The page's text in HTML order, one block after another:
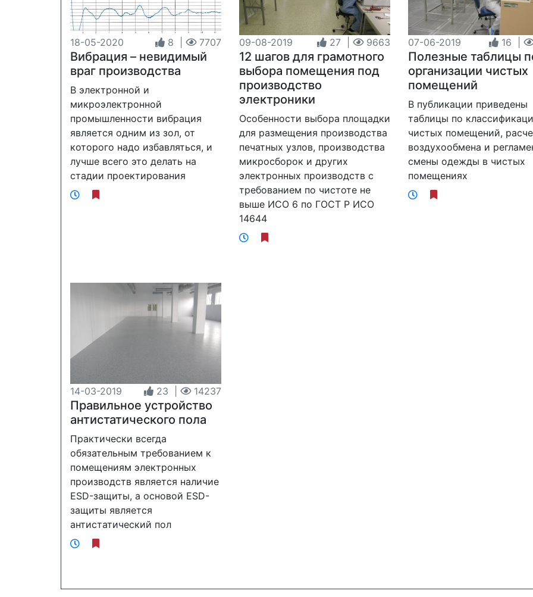
18-05-2020 8 | 7707
Вибрация – невидимый
враг производства
В электронной и
микроэлектронной
промышленности вибрация
является одним из зол, от
которого надо избавляться, и
лучше всего это делать на
стадии проектирования
09-08-2019 27 | 9663
12 шагов для грамотного
выбора помещения под
производство
электроники
Особенности выбора площадки
для размещения производства
печатных узлов, производства
микросборок и других
электронных производств с
требованием по чистоте не
выше ИСО 6 по ГОСТ Р ИСО
14644
07-06-2019 16 |
Полезные таблицы
организации чистых
помещений
В публикации приведены
таблицы по
чистых помещений,
воздухообмена и
смены одежды в чистых
помещениях
14-03-2019 23 | 14237
Правильное устройство
антистатического пола
Практически всегда
обязательным требованием к
помещениям электронных
производств является наличие
ЕSD-защиты, а основой ЕSD-
защиты является
антистатический пол